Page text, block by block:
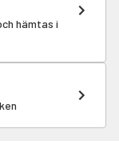
hämtas i